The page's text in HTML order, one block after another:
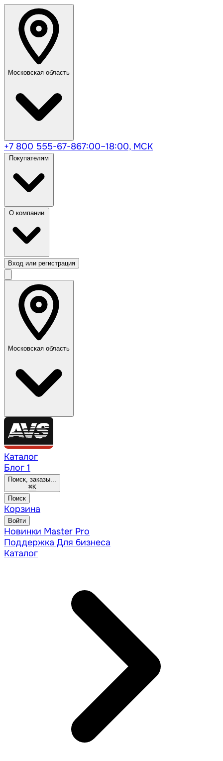
Московская область
+7 800 555-67-867:00–18:00, МСК
Вход или регистрация
Московская область
Каталог
Блог 1
Поиск, заказы...
⌘K
Поиск
Корзина
Войти
Новинки Master Pro
Поддержка Для бизнеса
Каталог